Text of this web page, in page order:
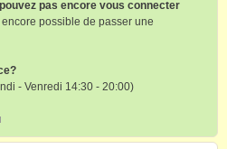
pas encore vous connecter
possible de passer une
- Venredi 14:30 - 20:00)
sends e-mail)